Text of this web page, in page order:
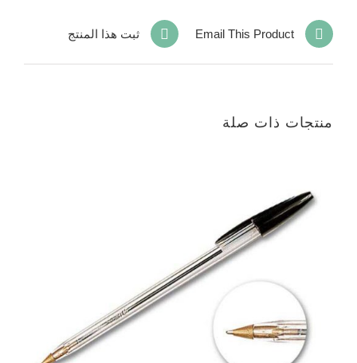
ثبت هذا المنتج Email This Product
منتجات ذات صلة